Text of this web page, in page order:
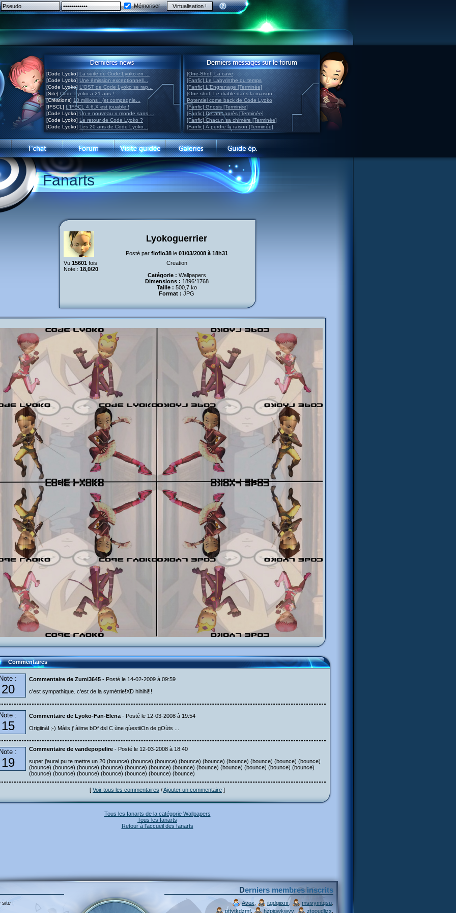
Mémoriser
[Code Lyoko] La suite de Code Lyoko en ...
[Code Lyoko] Une émission exceptionnell...
[Code Lyoko] L'OST de Code Lyoko se rap...
[Site] Code Lyoko a 21 ans !
[Créations] 10 millions ! (et compagnie...
[IFSCL] L'IFSCL 4.6.X est jouable !
[Code Lyoko] Un « nouveau » monde sans ...
[Code Lyoko] Le retour de Code Lyoko ?
[Code Lyoko] Les 20 ans de Code Lyoko...
[One-Shot] La cave
[Fanfic] Le Labyrinthe du temps
[Fanfic] L'Engrenage [Terminée]
[One-shot] Le diable dans la maison
Potentiel come back de Code Lyoko
[Fanfic] Gnosis [Terminée]
[Fanfic] Dix ans après [Terminée]
[Fanfic] Chacun sa chimère [Terminée]
[Fanfic] À perdre la raison [Terminée]
Fanarts
Lyokoguerrier
Posté par floflo38le 01/03/2008 à 18h31
Vu 15601 fois
Note : 18,0/20
Creation
Catégorie : Wallpapers
Dimensions : 1896*1768
Taille : 500,7 ko
Format : JPG
Commentaires
Note :
20
Commentaire de Zumi3645 - Posté le 14-02-2009 à 09:59
c'est sympathique. c'est de la symétrie!XD hihihi!!!
Note :
15
Commentaire de Lyoko-Fan-Elena - Posté le 12-03-2008 à 19:54
Origiinàl ;-) Màiis j' àiime bOf dsl C ùne qùestiiOn de gOùts ...
Note :
19
Commentaire de vandepopelire - Posté le 12-03-2008 à 18:40
super j'aurai pu te mettre un 20 (bounce) (bounce) (bounce) (bounce) (bounce) (bounce) (bounce) (bounce) (bounce)
(bounce) (bounce) (bounce) (bounce) (bounce) (bounce) (bounce) (bounce) (bounce) (bounce) (bounce) (bounce)
(bounce) (bounce) (bounce) (bounce) (bounce) (bounce) (bounce)
[ Voir tous les commentaires /Ajouter un commentaire ]
Tous les fanarts de la catégorie Wallpapers
Tous les fanarts
Retour à l'accueil des fanarts
site !
Derniers membres inscrits
Avox itgdqiixnr, msivymtqsu
pttytkdzmf, hzpjqwkwvv ztgoudljzx